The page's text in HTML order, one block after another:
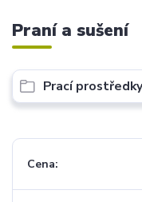
Praní a sušení
Prací prostředky
Cena: